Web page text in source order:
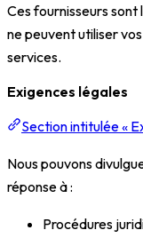
Ces fournisseurs
ne peuvent utiliser
services.
Exigences légales
Section intitulée «
Nous pouvons
réponse à :
Procédures